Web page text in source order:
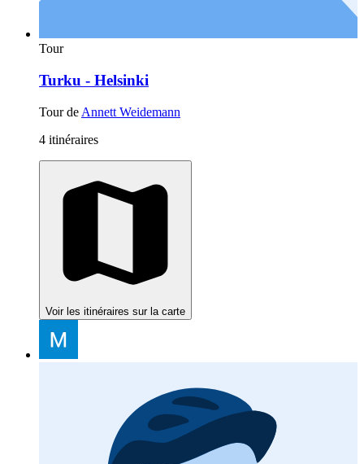
Tour
Turku - Helsinki
Tour de Annett Weidemann
4 itinéraires
Voir les itinéraires sur la carte